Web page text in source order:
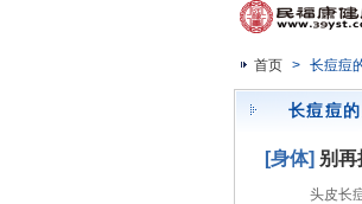
首页 > 长痘痘
长痘痘
[身体] 别
头皮长痘